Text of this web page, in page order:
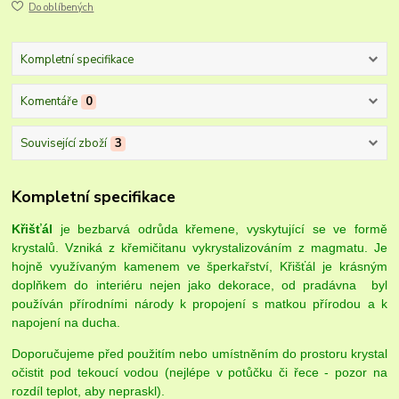
Do oblíbených
Kompletní specifikace
Komentáře 0
Související zboží 3
Kompletní specifikace
Křišťál je bezbarvá odrůda křemene, vyskytující se ve formě
krystalů. Vzniká z křemičitanu vykrystalizováním z magmatu. Je
hojně využívaným kamenem ve šperkařství, Křišťál je krásným
doplňkem do interiéru nejen jako dekorace, od pradávna byl
používán přírodními národy k propojení s matkou přírodou a k
napojení na ducha.
Doporučujeme před použitím nebo umístněním do prostoru krystal
očistit pod tekoucí vodou (nejlépe v potůčku či řece - pozor na
rozdíl teplot, aby nepraskl).